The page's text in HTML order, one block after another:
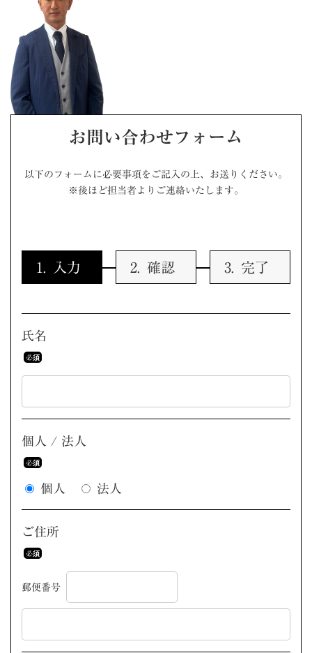
お問い合わせフォーム
以下のフォームに必要事項をご記入の上、お送りください。
※後ほど担当者よりご連絡いたします。
入力 確認 完了
氏名
個人 / 法人
個人 法人
ご住所
郵便番号